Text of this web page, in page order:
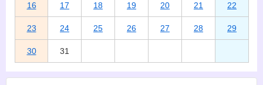
16 17 18 19 20 21 22
23 24 25 26 27 28 29
30 31